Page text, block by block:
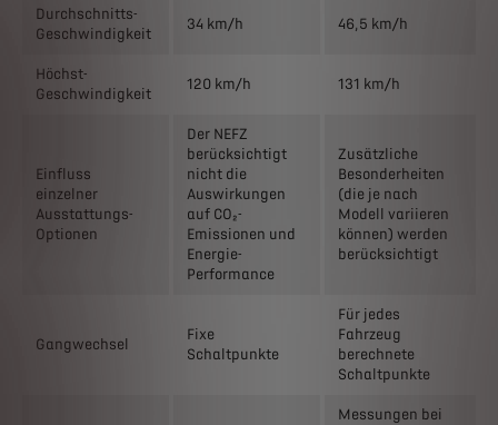
Durchschnitts-
Geschwindigkeit
34 km/h 46,5 km/h
Höchst-
Geschwindigkeit
120 km/h 131 km/h
Einfluss
einzelner
Ausstattungs-
Optionen
Der NEFZ
berücksichtigt
nicht die
Auswirkungen
auf CO₂-
Emissionen und
Energie-
Performance
Zusätzliche
Besonderheiten
(die je nach
Modell variieren
können) werden
berücksichtigt
Gangwechsel
Fixe
Schaltpunkte
Für jedes
Fahrzeug
berechnete
Schaltpunkte
Messungen bei